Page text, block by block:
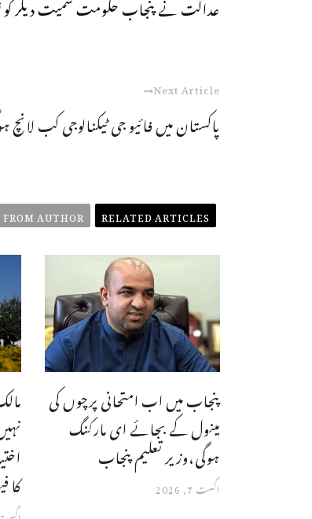
Next Article
پاکستان میں فائیو جی ٹیکنالوجی کب لانچ
RELATED ARTICLES
AUTHOR
کا
پنجاب میں اب امتحانی پرچوں کی
مینول کے بجائے ای مارکنگ
ہوگی،وزیر تعلیم پنجاب
اگست 7, 2026